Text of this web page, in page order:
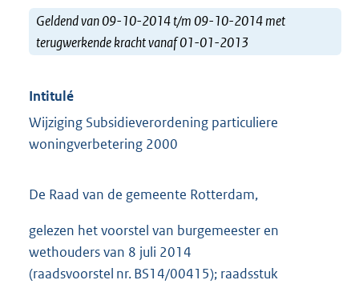
Geldend van 09-10-2014 t/m 09-10-2014 met
terugwerkende kracht vanaf 01-01-2013
Intitulé
Wijziging Subsidieverordening particuliere
woningverbetering 2000
De Raad van de gemeente Rotterdam,
gelezen het voorstel van burgemeester en
wethouders van 8 juli 2014
(raadsvoorstel nr. BS14/00415); raadsstuk